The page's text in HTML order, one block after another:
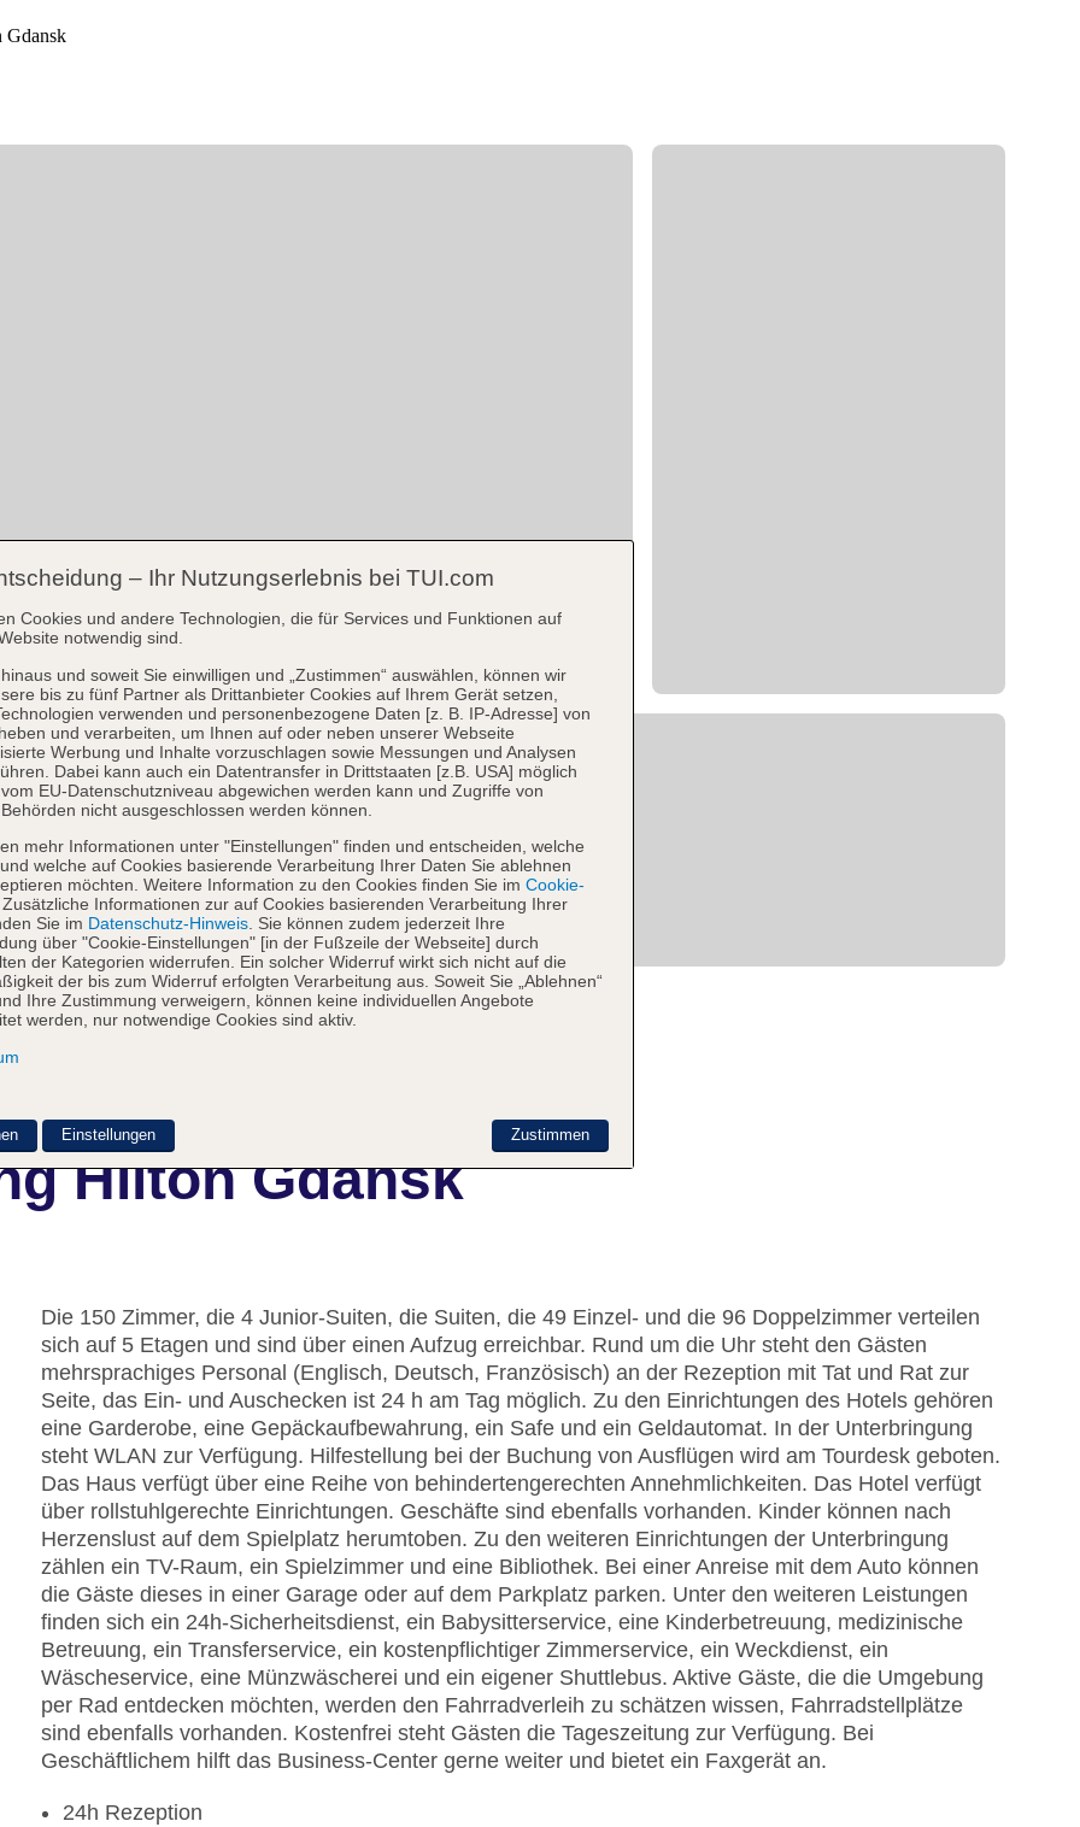
Hilton Gdansk
Die 150 Zimmer, die 4 Junior-Suiten, die Suiten, die 49 Einzel- und die 96 Doppelzimmer verteilen
sich auf 5 Etagen und sind über einen Aufzug erreichbar. Rund um die Uhr steht den Gästen
mehrsprachiges Personal (Englisch, Deutsch, Französisch) an der Rezeption mit Tat und Rat zur
Seite, das Ein- und Auschecken ist 24 h am Tag möglich. Zu den Einrichtungen des Hotels gehören
eine Garderobe, eine Gepäckaufbewahrung, ein Safe und ein Geldautomat. In der Unterbringung
steht WLAN zur Verfügung. Hilfestellung bei der Buchung von Ausflügen wird am Tourdesk geboten.
Das Haus verfügt über eine Reihe von behindertengerechten Annehmlichkeiten. Das Hotel verfügt
über rollstuhlgerechte Einrichtungen. Geschäfte sind ebenfalls vorhanden. Kinder können nach
Herzenslust auf dem Spielplatz herumtoben. Zu den weiteren Einrichtungen der Unterbringung
zählen ein TV-Raum, ein Spielzimmer und eine Bibliothek. Bei einer Anreise mit dem Auto können
die Gäste dieses in einer Garage oder auf dem Parkplatz parken. Unter den weiteren Leistungen
finden sich ein 24h-Sicherheitsdienst, ein Babysitterservice, eine Kinderbetreuung, medizinische
Betreuung, ein Transferservice, ein kostenpflichtiger Zimmerservice, ein Weckdienst, ein
Wäscheservice, eine Münzwäscherei und ein eigener Shuttlebus. Aktive Gäste, die die Umgebung
per Rad entdecken möchten, werden den Fahrradverleih zu schätzen wissen, Fahrradstellplätze
sind ebenfalls vorhanden. Kostenfrei steht Gästen die Tageszeitung zur Verfügung. Bei
Geschäftlichem hilft das Business-Center gerne weiter und bietet ein Faxgerät an.
24h Rezeption
– Ihr Nutzungserlebnis bei TUI.com
Cookies und andere Technologien, die für Services und Funktionen auf
notwendig sind.
und soweit Sie einwilligen und „Zustimmen“ auswählen, können wir
bis zu fünf Partner als Drittanbieter Cookies auf Ihrem Gerät setzen,
verwenden und personenbezogene Daten [z. B. IP-Adresse] von
und verarbeiten, um Ihnen auf oder neben unserer Webseite
Werbung und Inhalte vorzuschlagen sowie Messungen und Analysen
Dabei kann auch ein Datentransfer in Drittstaaten [z.B. USA] möglich
EU-Datenschutzniveau abgewichen werden kann und Zugriffe von
nicht ausgeschlossen werden können.
mehr Informationen unter "Einstellungen" finden und entscheiden, welche
welche auf Cookies basierende Verarbeitung Ihrer Daten Sie ablehnen
möchten. Weitere Information zu den Cookies finden Sie im Cookie-
. Zusätzliche Informationen zur auf Cookies basierenden Verarbeitung Ihrer
Sie im Datenschutz-Hinweis . Sie können zudem jederzeit Ihre
über "Cookie-Einstellungen" [in der Fußzeile der Webseite] durch
der Kategorien widerrufen. Ein solcher Widerruf wirkt sich nicht auf die
der bis zum Widerruf erfolgten Verarbeitung aus. Soweit Sie „Ablehnen“
Ihre Zustimmung verweigern, können keine individuellen Angebote
werden, nur notwendige Cookies sind aktiv.
Zustimmen
Einstellungen